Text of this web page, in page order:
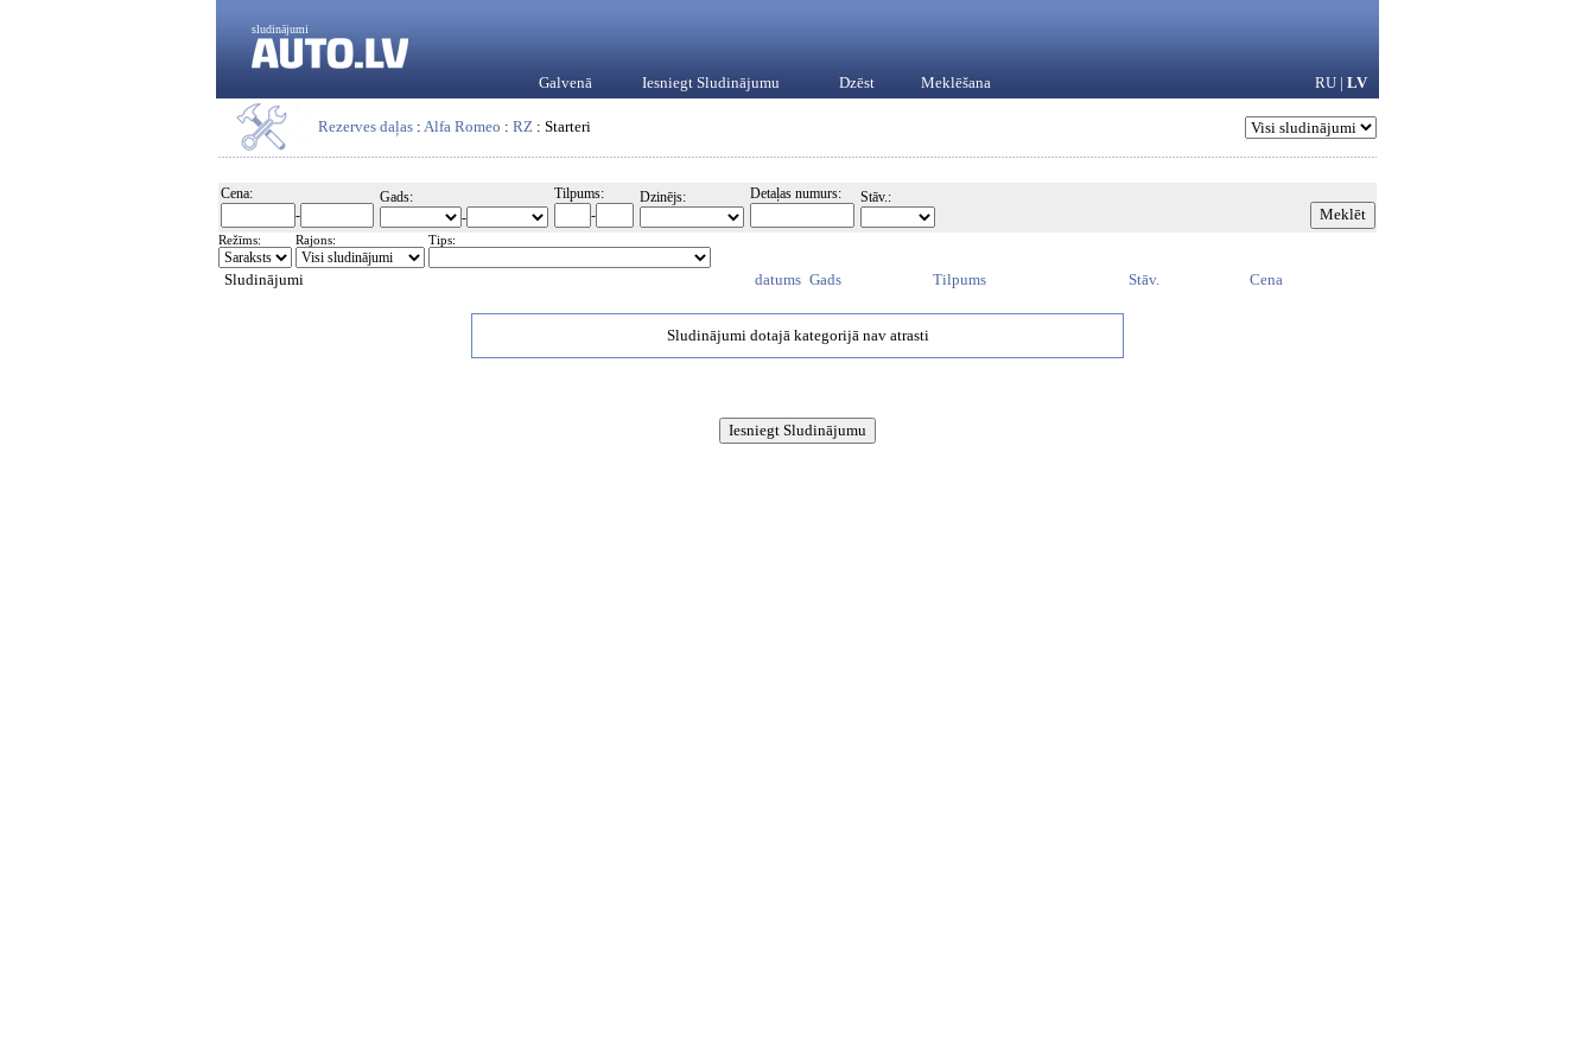
sludinājumi
Galvenā Iesniegt Sludinājumu Dzēst Meklēšana RU | LV
Rezerves daļas : Alfa Romeo : RZ : Starteri
Cena:
-
Gads:
-
Tilpums:
-
Dzinējs: Detaļas numurs: Stāv.:
Režīms: Rajons: Tips:
Sludinājumi datums Gads Tilpums Stāv. Cena
Sludinājumi dotajā kategorijā nav atrasti